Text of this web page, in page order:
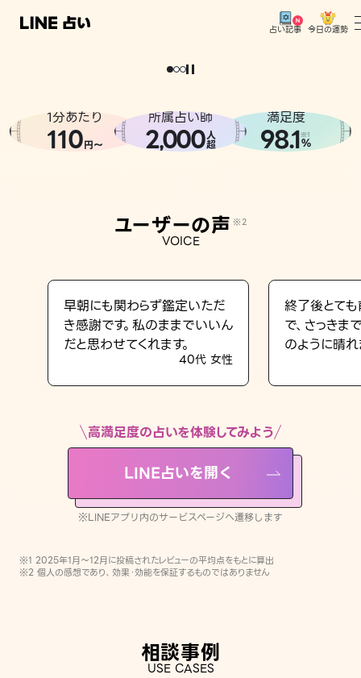
占い記事 今日の運勢
相談事例
LINE占いを開く
※LINEアプリ内のサービスページへ遷移します
どうせなら
。
1分あたり
110円〜
所属占い師
2,000人
超
満足度
98.1※1
%
ユーザーの声 ※2
VOICE
早朝にも関わらず鑑定いただ
き感謝です。私のままでいいん
だと思わせてくれます。
40代 女性
終了後とて
で、さっき
のように晴れ
高満足度の占いを体験してみよう
LINE占いを開く
※LINEアプリ内のサービスページへ遷移します
※1 2025年1月〜12月に投稿されたレビューの平均点をもとに算出
※2 個人の感想であり、効果・効能を保証するものではありません
相談事例
USE CASES